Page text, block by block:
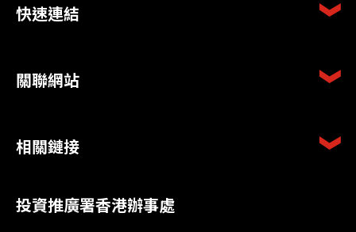
快速連結
關聯網站
相關鏈接
投資推廣署香港辦事處